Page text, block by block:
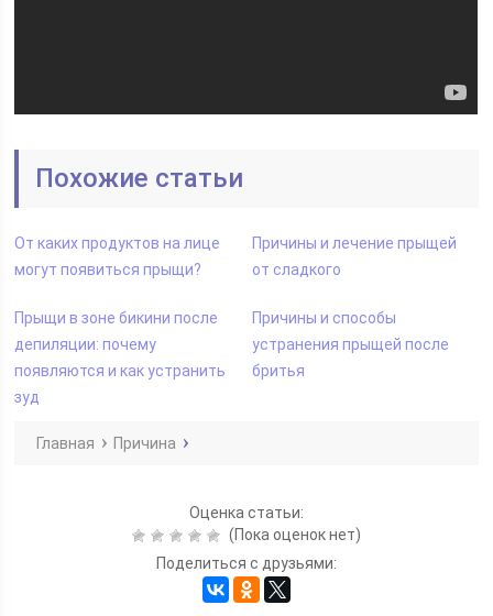
Похожие статьи
От каких продуктов на лице
могут появиться прыщи?
Причины и лечение прыщей
от сладкого
Прыщи в зоне бикини после
депиляции: почему
появляются и как устранить
зуд
Причины и способы
устранения прыщей после
бритья
Главная Причина
Оценка статьи:
(Пока оценок нет)
Поделиться с друзьями: